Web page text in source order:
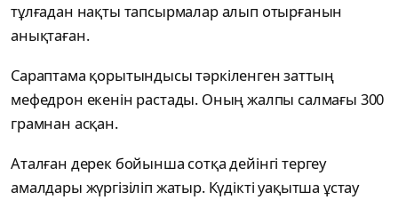
тұлғадан нақты тапсырмалар алып отырғанын
анықтаған.
Сараптама қорытындысы тәркіленген заттың
мефедрон екенін растады. Оның жалпы салмағы 300
грамнан асқан.
Аталған дерек бойынша сотқа дейінгі тергеу
амалдары жүргізіліп жатыр. Күдікті уақытша ұстау